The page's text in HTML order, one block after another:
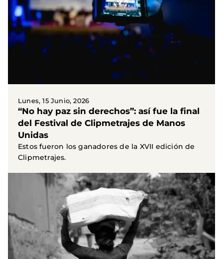
Lunes, 15 Junio, 2026
“No hay paz sin derechos”: así fue la final
del Festival de Clipmetrajes de Manos
Unidas
Estos fueron los ganadores de la XVII edición de
Clipmetrajes.